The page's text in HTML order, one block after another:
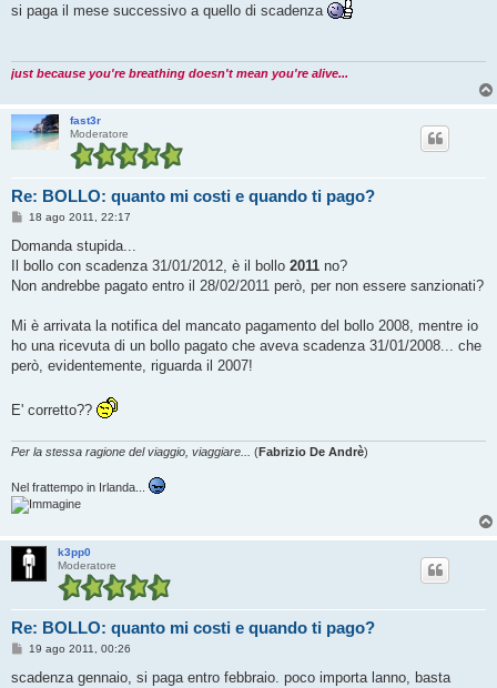
s
i
si paga il mese successivo a quello di scadenza
just because you're breathing doesn't mean you're alive...
fast3r
Moderatore
Re: BOLLO: quanto mi costi e quando ti pago?
M
s
a
g
o
18 ago 2011, 22:17
Domanda stupida...
Il bollo con scadenza 31/01/2012, è il bollo 2011 no?
Non andrebbe pagato entro il 28/02/2011 però, per non essere sanzionati?
Mi è arrivata la notifica del mancato pagamento del bollo 2008, mentre io
ho una ricevuta di un bollo pagato che aveva scadenza 31/01/2008... che
però, evidentemente, riguarda il 2007!
E' corretto??
Per la stessa ragione del viaggio, viaggiare... (Fabrizio De Andrè)
Nel frattempo in Irlanda...
k3pp0
Moderatore
Re: BOLLO: quanto mi costi e quando ti pago?
M
s
19 ago 2011, 00:26
scadenza gennaio, si paga entro febbraio. poco importa lanno, basta